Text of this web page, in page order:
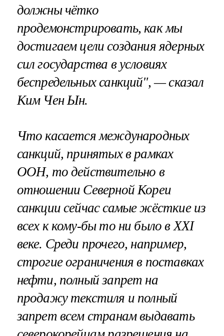
должны чётко
продемонстрировать, как мы
достигаем цели создания ядерных
сил государства в условиях
беспредельных санкций", — сказал
Ким Чен Ын.
Что касается международных
санкций, принятых в рамках
ООН, то действительно в
отношении Северной Кореи
санкции сейчас самые жёсткие из
всех к кому-бы то ни было в ХХI
веке. Среди прочего, например,
строгие ограничения в поставках
нефти, полный запрет на
продажу текстиля и полный
запрет всем странам выдавать